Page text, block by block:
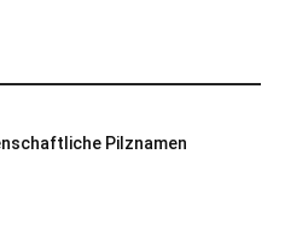
Pilznamen